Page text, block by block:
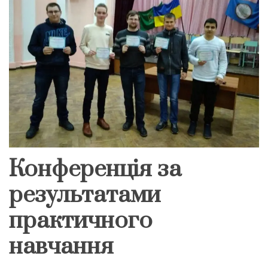
Конференція за
результатами
практичного
навчання